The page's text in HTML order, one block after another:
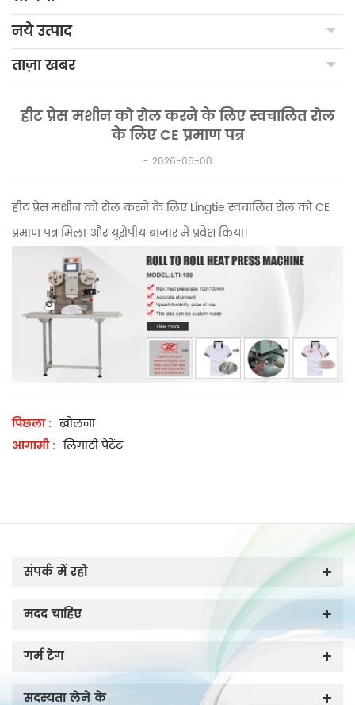
नये उत्पाद
ताज़ा खबर
हीट प्रेस मशीन को रोल करने के लिए स्वचालित रोल
के लिए CE प्रमाण पत्र
2026-06-08
हीट प्रेस मशीन को रोल करने के लिए Lingtie स्वचालित रोल को CE
प्रमाण पत्र मिला और यूरोपीय बाजार में प्रवेश किया।
पिछला : खोलना
आगामी : लिंगाटी पेटेंट
संपर्क में रहो
मदद चाहिए
गर्म टैग
सदस्यता लेने के